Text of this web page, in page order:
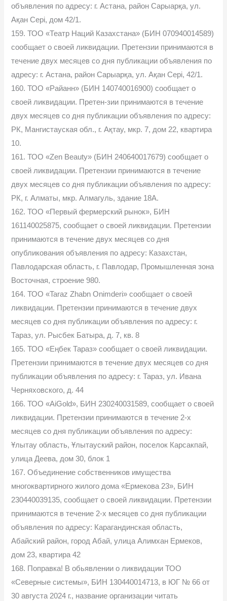
объявления по адресу: г. Астана, район Сарыарқа, ул.
Ақан Сері, дом 42/1.
159. ТОО «Театр Наций Казахстана» (БИН 070940014589)
сообщает о своей ликвидации. Претензии принимаются в
течение двух месяцев со дня публикации объявления по
адресу: г. Астана, район Сарыарқа, ул. Ақан Сері, 42/1.
160. ТОО «Райанн» (БИН 140740016900) сообщает о
своей ликвидации. Претен-зии принимаются в течение
двух месяцев со дня публикации объявления по адресу:
РК, Мангистауская обл., г. Ақтау, мкр. 7, дом 22, квартира
10.
161. ТОО «Zen Beauty» (БИН 240640017679) сообщает о
своей ликвидации. Претензии принимаются в течение
двух месяцев со дня публикации объявления по адресу:
РК, г. Алматы, мкр. Алмагуль, здание 18А.
162. ТОО «Первый фермерский рынок», БИН
161140025875, сообщает о своей ликвидации. Претензии
принимаются в течение двух месяцев со дня
опубликования объявления по адресу: Казахстан,
Павлодарская область, г. Павлодар, Промышленная зона
Восточная, строение 980.
164. ТОО «Taraz Zhabn Onimderi» сообщает о своей
ликвидации. Претензии принимаются в течение двух
месяцев со дня публикации объявления по адресу: г.
Тараз, ул. Рысбек Батыра, д. 7, кв. 8
165. ТОО «Еңбек Тараз» сообщает о своей ликвидации.
Претензии принимаются в течение двух месяцев со дня
публикации объявления по адресу: г. Тараз, ул. Ивана
Черняховского, д. 44
166. ТОО «AiGold», БИН 230240031589, сообщает о своей
ликвидации. Претензии принимаются в течение 2-х
месяцев со дня публикации объявления по адресу:
Ұлытау область, Ұлытауский район, поселок Карсакпай,
улица Деева, дом 30, блок 1
167. Объединение собственников имущества
многоквартирного жилого дома «Ермекова 23», БИН
230440039135, сообщает о своей ликвидации. Претензии
принимаются в течение 2-х месяцев со дня публикации
объявления по адресу: Карагандинская область,
Абайский район, город Абай, улица Алимхан Ермеков,
дом 23, квартира 42
168. Поправка! В обьявлении о ликвидации ТОО
«Северные системы», БИН 130440014713, в ЮГ № 66 от
30 августа 2024 г., название организации читать